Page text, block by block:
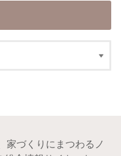
家づくりにまつわるノ